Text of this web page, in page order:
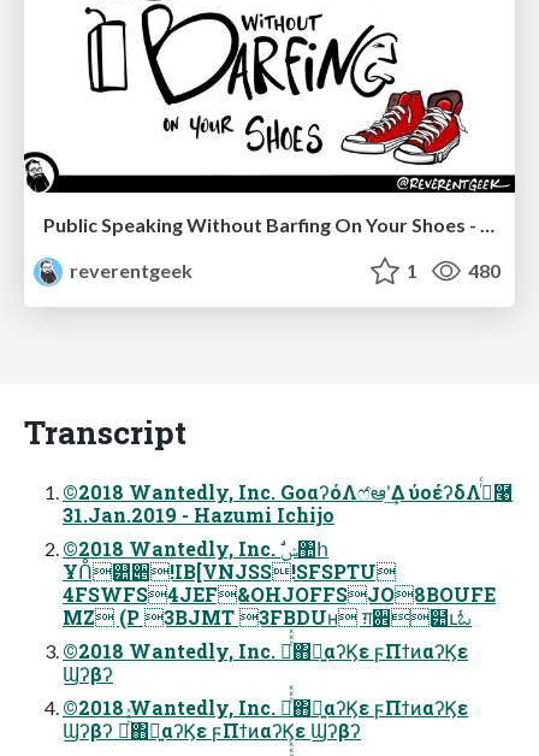
reverentgeek
1 480
Transcript
©2018 Wantedly, Inc. GoαʔόΛෆ҆ఆʹ͢Δ ύοέʔδΛ࡞ͬͨ࿩
31.Jan.2019 - Hazumi Ichijo
©2018 Wantedly, Inc. ࣗݾ঺հ
Ұᑍ୺੅!IB[VNJSS!SFSPTU
4FSWFS4JEF&OHJOFFSJO8BOUFE
MZ (P 3BJMT 3FBDUʜ ग़਎๺ւಓ
©2018 Wantedly, Inc. མͪͯͯ΋ྑ͍αʔϏε ϝΠϯͷαʔϏε
Ϣʔβʔ
©2018 Wantedly, Inc. མͪͯͯ΋ྑ͍αʔϏε ϝΠϯͷαʔϏε
Ϣʔβʔ མͪͯͯ΋ྑ͍αʔϏε ϝΠϯͷαʔϏε Ϣʔβʔ